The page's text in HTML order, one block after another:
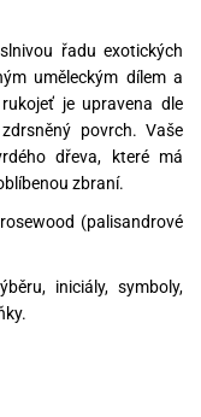
řadu exotických
uměleckým dílem a
je upravena dle
povrch. Vaše
dřeva, které má
zbraní.
(palisandrové
iniciály, symboly,